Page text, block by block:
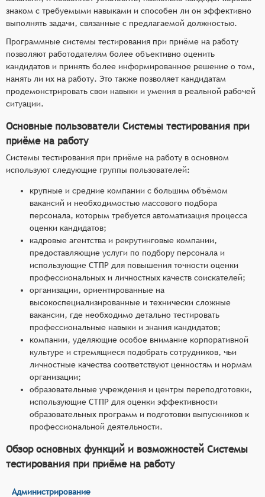
знаком с требуемыми навыками и способен ли он эффективно
выполнять задачи, связанные с предлагаемой должностью.
Программные системы тестирования при приёме на работу
позволяют работодателям более объективно оценить
кандидатов и принять более информированное решение о том,
нанять ли их на работу. Это также позволяет кандидатам
продемонстрировать свои навыки и умения в реальной рабочей
ситуации.
Основные пользователи Системы тестирования при
приёме на работу
Системы тестирования при приёме на работу в основном
используют следующие группы пользователей:
крупные и средние компании с большим объёмом
вакансий и необходимостью массового подбора
персонала, которым требуется автоматизация процесса
оценки кандидатов;
кадровые агентства и рекрутинговые компании,
предоставляющие услуги по подбору персонала и
использующие СТПР для повышения точности оценки
профессиональных и личностных качеств соискателей;
организации, ориентированные на
высокоспециализированные и технически сложные
вакансии, где необходимо детально тестировать
профессиональные навыки и знания кандидатов;
компании, уделяющие особое внимание корпоративной
культуре и стремящиеся подобрать сотрудников, чьи
личностные качества соответствуют ценностям и нормам
организации;
образовательные учреждения и центры переподготовки,
использующие СТПР для оценки эффективности
образовательных программ и подготовки выпускников к
профессиональной деятельности.
Обзор основных функций и возможностей Системы
тестирования при приёме на работу
Администрирование